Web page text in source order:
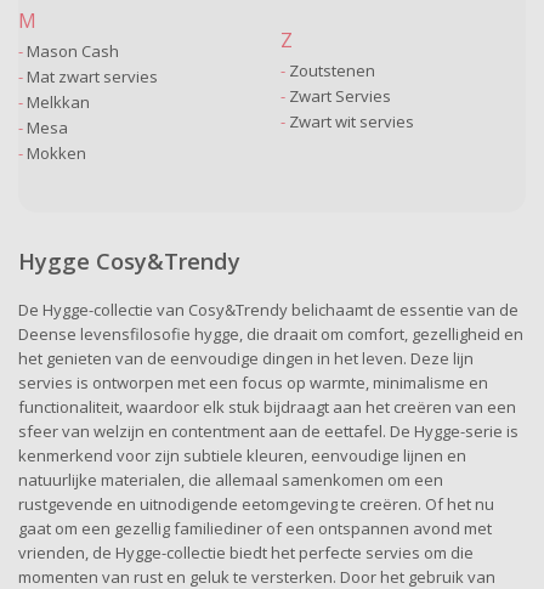
M
Mason Cash
Mat zwart servies
Melkkan
Mesa
Mokken
Z
Zoutstenen
Zwart Servies
Zwart wit servies
Hygge Cosy&Trendy
De Hygge-collectie van Cosy&Trendy belichaamt de essentie van de
Deense levensfilosofie hygge, die draait om comfort, gezelligheid en
het genieten van de eenvoudige dingen in het leven. Deze lijn
servies is ontworpen met een focus op warmte, minimalisme en
functionaliteit, waardoor elk stuk bijdraagt aan het creëren van een
sfeer van welzijn en contentment aan de eettafel. De Hygge-serie is
kenmerkend voor zijn subtiele kleuren, eenvoudige lijnen en
natuurlijke materialen, die allemaal samenkomen om een
rustgevende en uitnodigende eetomgeving te creëren. Of het nu
gaat om een gezellig familiediner of een ontspannen avond met
vrienden, de Hygge-collectie biedt het perfecte servies om die
momenten van rust en geluk te versterken. Door het gebruik van